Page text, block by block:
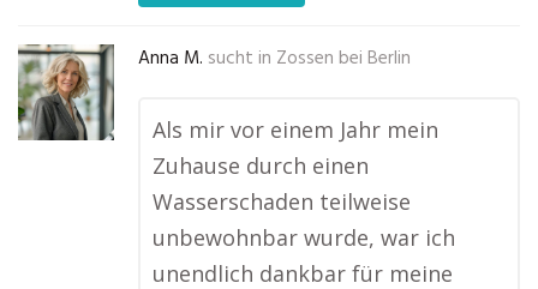
Anna M. sucht in Zossen bei Berlin
Als mir vor einem Jahr mein
Zuhause durch einen
Wasserschaden teilweise
unbewohnbar wurde, war ich
unendlich dankbar für meine